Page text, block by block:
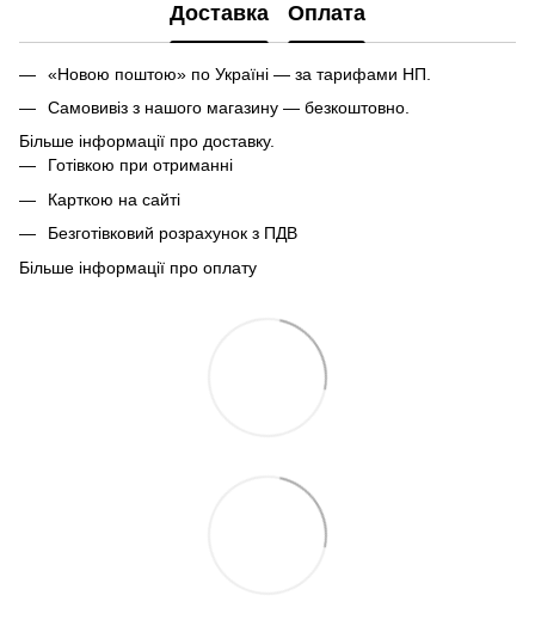
Доставка Оплата
«Новою поштою» по Україні — за тарифами НП.
Самовивіз з нашого магазину — безкоштовно.
Більше інформації про доставку.
Готівкою при отриманні
Карткою на сайті
Безготівковий розрахунок з ПДВ
Більше інформації про оплату